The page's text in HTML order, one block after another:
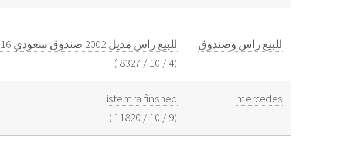
للبيع راس وصندوق
للبيع راس مديل 2002 صندوق سعودي 2016 استماره منتهيه
(
4
/
10
/
8327
)
mercedes
istemra finshed
(
9
/
10
/
11820
)